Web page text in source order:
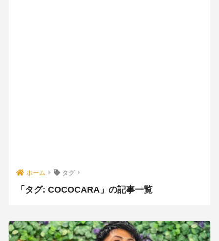
ホーム タグ
「タグ: COCOCARA 」の記事一覧